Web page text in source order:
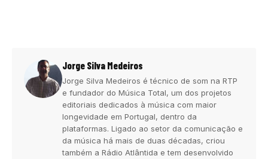
Jorge Silva Medeiros
Jorge Silva Medeiros é técnico de som na RTP
e fundador do Música Total, um dos projetos
editoriais dedicados à música com maior
longevidade em Portugal, dentro da
plataformas. Ligado ao setor da comunicação e
da música há mais de duas décadas, criou
também a Rádio Atlântida e tem desenvolvido